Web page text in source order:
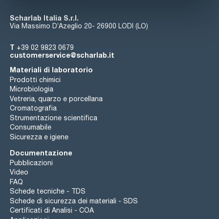
temperatura.
processo di centrifugazione;
- Programma di pre-raffreddamento con rotore rotante e
- Garantisce 4°C al massimo R.P.M.;
- Regolazione della temperatura da -20 °C (-4 °F) a 40 °C (104
°F) in intervalli di 1 °C;
- Sensore di temperatura all'interno della camera;
- Gas R 449A HFO (senza CFC).
Scharlab Italia S.r.l.
Via Massimo D’Azeglio 20- 26900 LODI (LO)
T +39 02 9823 0679
customerservice@scharlab.it
Materiali di laboratorio
Prodotti chimici
Microbiologia
Vetreria, quarzo e porcellana
Cromatografia
Strumentazione scientifica
Consumabile
Sicurezza e igiene
Documentazione
Pubblicazioni
Video
FAQ
Schede tecniche - TDS
Schede di sicurezza dei materiali - SDS
Certificati di Analisi - COA